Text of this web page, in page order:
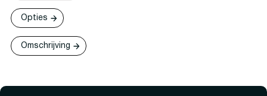
Opties
Omschrijving